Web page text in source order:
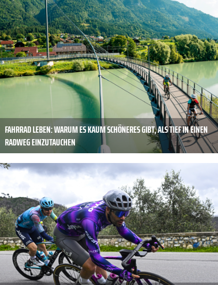
FAHRRAD LEBEN: WARUM ES KAUM SCHÖNERES GIBT, ALS TIEF IN EINEN
RADWEG EINZUTAUCHEN